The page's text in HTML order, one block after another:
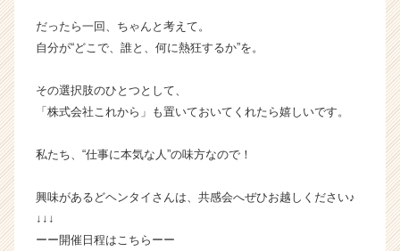
だったら一回、ちゃんと考えて。
自分が“どこで、誰と、何に熱狂するか”を。
その選択肢のひとつとして、
「株式会社これから」も置いておいてくれたら嬉しいです。
私たち、“仕事に本気な人”の味方なので！
興味があるどヘンタイさんは、共感会へぜひお越しください♪
↓↓↓
ーー開催日程はこちらーー